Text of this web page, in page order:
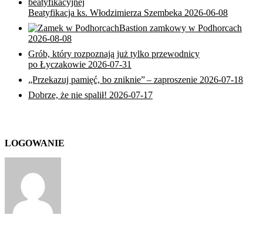
Beatyfikacja ks. Włodzimierza Szembeka 2026-06-08
Bastion zamkowy w Podhorcach
2026-08-08
Grób, który rozpoznają już tylko przewodnicy
po Łyczakowie 2026-07-31
„Przekazuj pamięć, bo zniknie” – zaproszenie 2026-07-18
Dobrze, że nie spalił! 2026-07-17
LOGOWANIE